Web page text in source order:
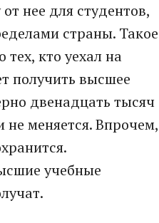
нее для студентов,
страны. Такое
кто уехал на
получить высшее
двенадцать тысяч
не меняется. Впрочем,
учебные